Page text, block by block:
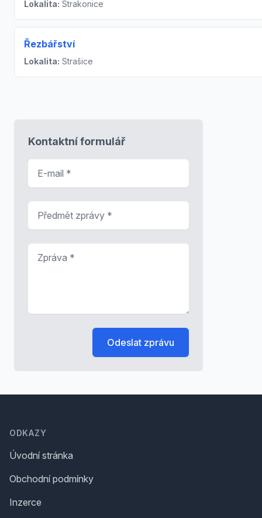
Lokalita: Strakonice
Řezbářství
Lokalita: Strašice
Kontaktní formulář
Odeslat zprávu
ODKAZY
Úvodní stránka
Obchodní podmínky
Inzerce